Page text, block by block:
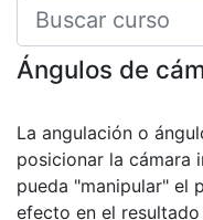
Ángulos de
La angulación o
posicionar la cámara
pueda "manipular" el
efecto en el resultado